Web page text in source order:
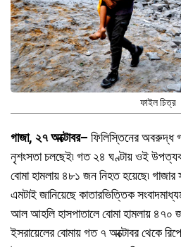
ফাইল চিত্র
গাজা, ২৭ অক্টোবর– ফিলিস্তিনের অবরুদ্ধ
নৃশংসতা চলছেই৷ গত ২৪ ঘণ্টায় ওই উপত্যকায়
বোমা হামলায় ৪৮১ জন নিহত হয়েছে৷ গাজার
এমটাই জানিয়েছে কাতারভিত্তিক
আল আহলি হাসপাতালে বোমা হামলায় ৪৭০
ইসরায়েলের বোমায় গত ৭ অক্টোবর থেকে